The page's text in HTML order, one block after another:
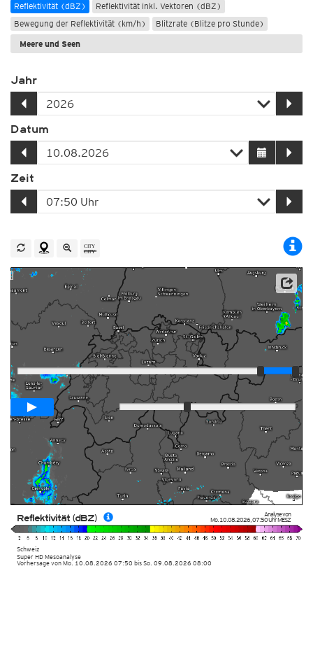
Reflektivität (dBZ)
Reflektivität inkl. Vektoren (dBZ)
Bewegung der Reflektivität (km/h)
Blitzrate (Blitze pro Stunde)
Meere und Seen
Jahr
Datum
Zeit
Analyse von
Mo. 10.08.2026,07:50 UhrMESZ
Schweiz
Super HD Mesoanalyse
Reflektivität (dBZ)
Vorhersage von Mo. 10.08.2026 07:50 bis So. 09.08.2026 08:00
Player
Animationsspanne 01:00h
Schnell
Langsam